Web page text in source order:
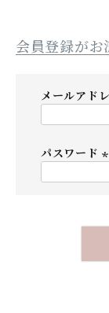
会員登録がお
メールアド
パスワード
)